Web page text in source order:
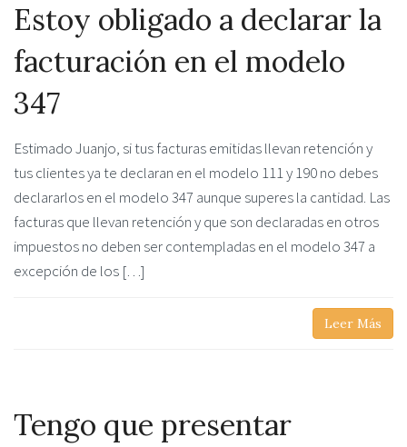
Estoy obligado a declarar la
facturación en el modelo
347
Estimado Juanjo, si tus facturas emitidas llevan retención y
tus clientes ya te declaran en el modelo 111 y 190 no debes
declararlos en el modelo 347 aunque superes la cantidad. Las
facturas que llevan retención y que son declaradas en otros
impuestos no deben ser contempladas en el modelo 347 a
excepción de los […]
Leer Más
Tengo que presentar